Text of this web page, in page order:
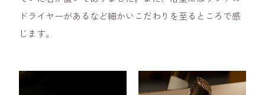
ドライヤーがあるなど細かいこだわりを至るところで感
じます。